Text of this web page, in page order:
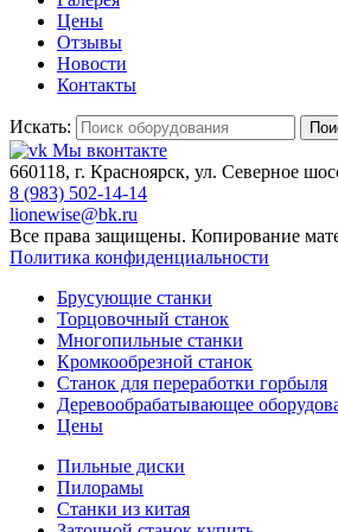
Цены
Отзывы
Новости
Контакты
Искать:
Мы вконтакте
660118, г. Красноярск, ул. Северное
8 (983) 502-14-14
lionewise@bk.ru
Все права защищены. Копирование
Политика конфиденциальности
Брусующие станки
Торцовочный станок
Многопильные станки
Кромкообрезной станок
Станок для переработки горбыля
Деревообрабатывающее
Цены
Пильные диски
Пилорамы
Станки из китая